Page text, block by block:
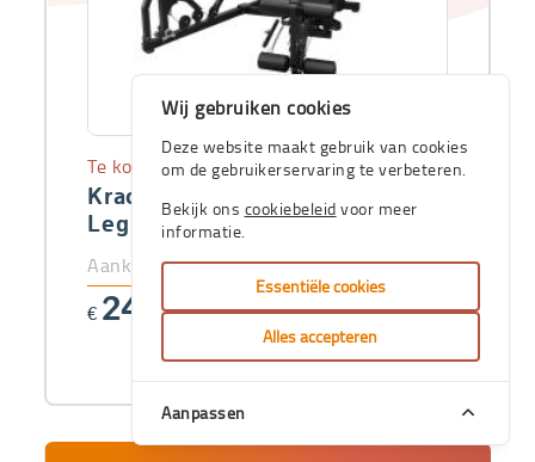
Krachtbank Multistation met
Leg Press module
Te koop
Aankoopprijs
€ 2466,00
Wij gebruiken cookies
Deze website maakt gebruik van cookies
om de gebruikerservaring te verbeteren.
Bekijk ons cookiebeleid voor meer
informatie.
Essentiële cookies
Alles accepteren
Aanpassen